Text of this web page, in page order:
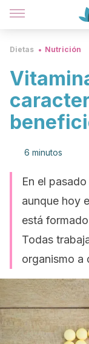
Dietas Nutrición
6 minutos
En el
aunque hoy
está
Todas
organismo a